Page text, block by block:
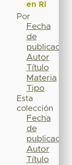
en RI
Por
Fecha
de
publicación
Autor
Título
Materia
Tipo
Esta
colección
Fecha
de
publicación
Autor
Título